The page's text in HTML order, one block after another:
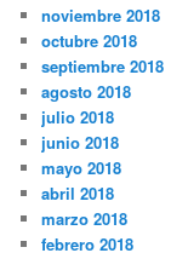
noviembre 2018
octubre 2018
septiembre 2018
agosto 2018
julio 2018
junio 2018
mayo 2018
abril 2018
marzo 2018
febrero 2018